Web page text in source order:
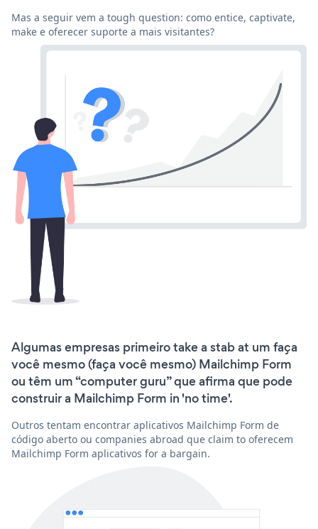
Mas a seguir vem a tough question: como entice, captivate,
make e oferecer suporte a mais visitantes?
Algumas empresas primeiro take a stab at um faça
você mesmo (faça você mesmo) Mailchimp Form
ou têm um “computer guru” que afirma que pode
construir a Mailchimp Form in 'no time'.
Outros tentam encontrar aplicativos Mailchimp Form de
código aberto ou companies abroad que claim to oferecem
Mailchimp Form aplicativos for a bargain.